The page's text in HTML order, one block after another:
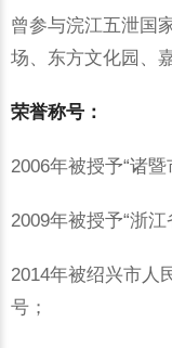
曾参与浣江五泄国
场、东方文化园、
荣誉称号：
2006年被授予“诸
2009年被授予“浙
2014年被绍兴市人
号；